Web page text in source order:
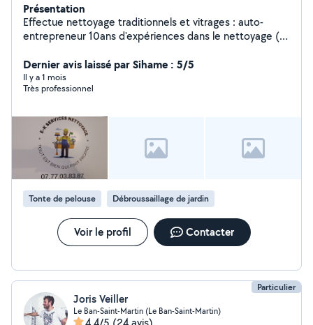
Présentation
Effectue nettoyage traditionnels et vitrages : auto-
entrepreneur 10ans d'expériences dans le nettoyage (
particuliers et professionnels .
Dernier avis laissé par Sihame : 5/5
Il y a 1 mois
Très professionnel
Tonte de pelouse Débroussaillage de jardin
Voir le profil Contacter
Particulier
Joris Veiller
Le Ban-Saint-Martin (Le Ban-Saint-Martin)